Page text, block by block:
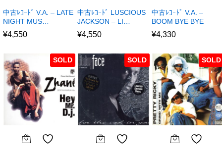
中古ﾚｺｰﾄﾞ V.A. – LATE
NIGHT MUS…
¥4,550
中古ﾚｺｰﾄﾞ LUSCIOUS
JACKSON – LI…
¥4,550
中古ﾚｺｰﾄﾞ V.A. –
BOOM BYE BYE
¥4,330
SOLD SOLD SOLD